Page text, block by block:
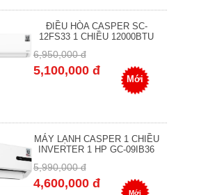
ĐIỀU HÒA CASPER SC-
12FS33 1 CHIỀU 12000BTU
6,950,000 đ
5,100,000 đ
Mới
MÁY LẠNH CASPER 1 CHIỀU
INVERTER 1 HP GC-09IB36
5,990,000 đ
4,600,000 đ
Mới